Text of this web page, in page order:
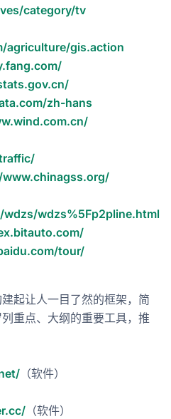
category/tv
agriculture/gis.action
zh-hans
wdzs%5Fp2pline.html
tour/
起让人一目了然的框架，简
重点、大纲的重要工具，推
（软件）
（软件）